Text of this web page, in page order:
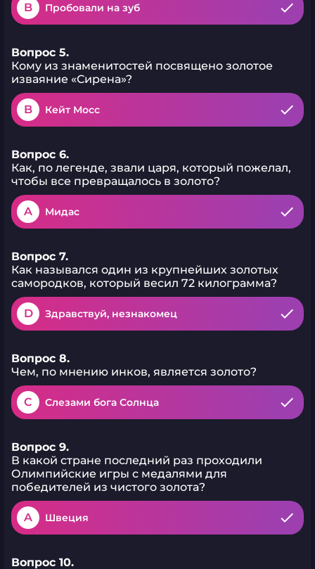
B Пробовали на зуб
Вопрос 5.
Кому из знаменитостей посвящено золотое
изваяние «Сирена»?
B Кейт Мосс
Вопрос 6.
Как, по легенде, звали царя, который пожелал,
чтобы все превращалось в золото?
A Мидас
Вопрос 7.
Как назывался один из крупнейших золотых
самородков, который весил 72 килограмма?
D Здравствуй, незнакомец
Вопрос 8.
Чем, по мнению инков, является золото?
C Слезами бога Солнца
Вопрос 9.
В какой стране последний раз проходили
Олимпийские игры с медалями для
победителей из чистого золота?
A Швеция
Вопрос 10.